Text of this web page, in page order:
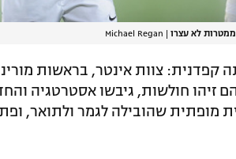
לא עצרו |
Michael Regan
קפדנית: צוות אינטר, בראשות
זיהו חולשות, גיבשו אסטרטגיה
מופתית שהובילה לגמר ולתואר,